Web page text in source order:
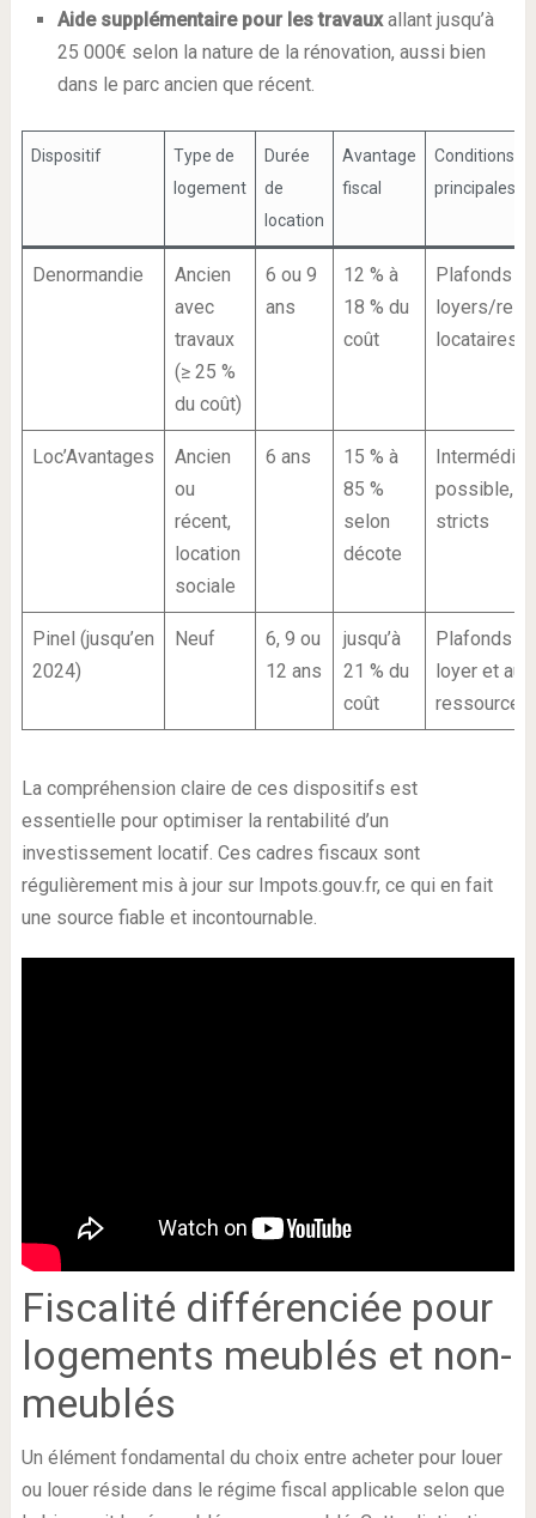
Aide supplémentaire pour les travauxallant jusqu’à
25 000€ selon la nature de la rénovation, aussi bien
dans le parc ancien que récent.
Dispositif
Type de
logement
Durée
de
location
Avantage
fiscal
Conditions
principales
Denormandie
Ancien
avec
travaux
(≥ 25 %
du coût)
6 ou 9
ans
12 % à
18 % du
coût
Plafonds
loyers/
locataires
Loc’Avantages
Ancien
ou
récent,
location
sociale
6 ans
15 % à
85 %
selon
décote
possible,
stricts
Pinel (jusqu’en
2024)
Neuf
6, 9 ou
12 ans
jusqu’à
21 % du
coût
Plafonds
loyer et aux
ressources
La compréhension claire de ces dispositifs est
essentielle pour optimiser la rentabilité d’un
investissement locatif. Ces cadres fiscaux sont
régulièrement mis à jour sur Impots.gouv.fr, ce qui en fait
une source fiable et incontournable.
Fiscalité différenciée pour
logements meublés et non-
meublés
Un élément fondamental du choix entre acheter pour louer
ou louer réside dans le régime fiscal applicable selon que